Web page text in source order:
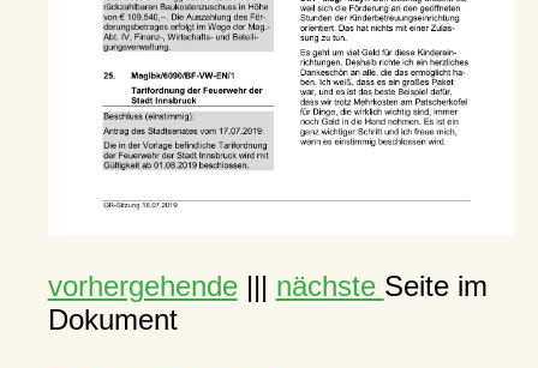
vorhergehende||| nächste Seite im
Dokument